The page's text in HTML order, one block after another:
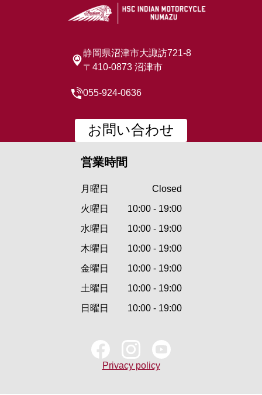
静岡県沼津市大諏訪721-8
〒410-0873 沼津市
055-924-0636
お問い合わせ
営業時間
月曜日
Closed
火曜日
10:00 - 19:00
水曜日
10:00 - 19:00
木曜日
10:00 - 19:00
金曜日
10:00 - 19:00
土曜日
10:00 - 19:00
日曜日
10:00 - 19:00
Privacy policy